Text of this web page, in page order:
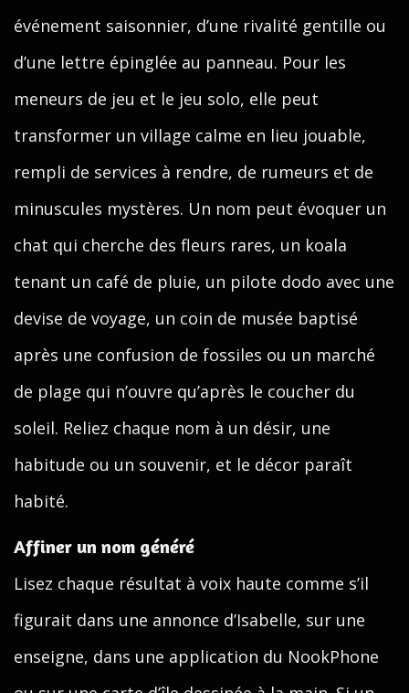
événement saisonnier, d’une rivalité gentille ou
d’une lettre épinglée au panneau. Pour les
meneurs de jeu et le jeu solo, elle peut
transformer un village calme en lieu jouable,
rempli de services à rendre, de rumeurs et de
minuscules mystères. Un nom peut évoquer un
chat qui cherche des fleurs rares, un koala
tenant un café de pluie, un pilote dodo avec une
devise de voyage, un coin de musée baptisé
après une confusion de fossiles ou un marché
de plage qui n’ouvre qu’après le coucher du
soleil. Reliez chaque nom à un désir, une
habitude ou un souvenir, et le décor paraît
habité.
Affiner un nom généré
Lisez chaque résultat à voix haute comme s’il
figurait dans une annonce d’Isabelle, sur une
enseigne, dans une application du NookPhone